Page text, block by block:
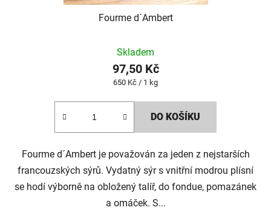
Fourme d´Ambert
Skladem
97,50 Kč
Měrná
650 Kč / 1 kg
DO KOŠÍKU
Fourme d´Ambert je považován za jeden z nejstarších
francouzských sýrů. Vydatný sýr s vnitřní modrou plísní
se hodí výborně na obložený talíř, do fondue, pomazánek
a omáček. S...